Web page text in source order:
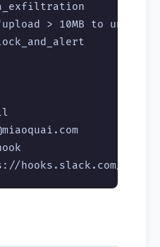
> 10MB to unknown